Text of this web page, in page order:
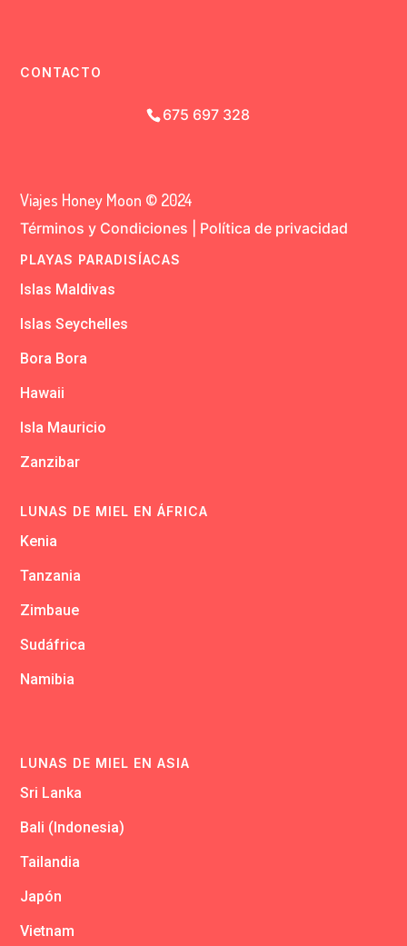
CONTACTO
675 697 328
Viajes Honey Moon © 2024
Términos y Condiciones Política de privacidad
PLAYAS PARADISÍACAS
Islas Maldivas
Islas Seychelles
Bora Bora
Hawaii
Isla Mauricio
Zanzibar
LUNAS DE MIEL EN ÁFRICA
Kenia
Tanzania
Zimbaue
Sudáfrica
Namibia
LUNAS DE MIEL EN ASIA
Sri Lanka
Bali (Indonesia)
Tailandia
Japón
Vietnam